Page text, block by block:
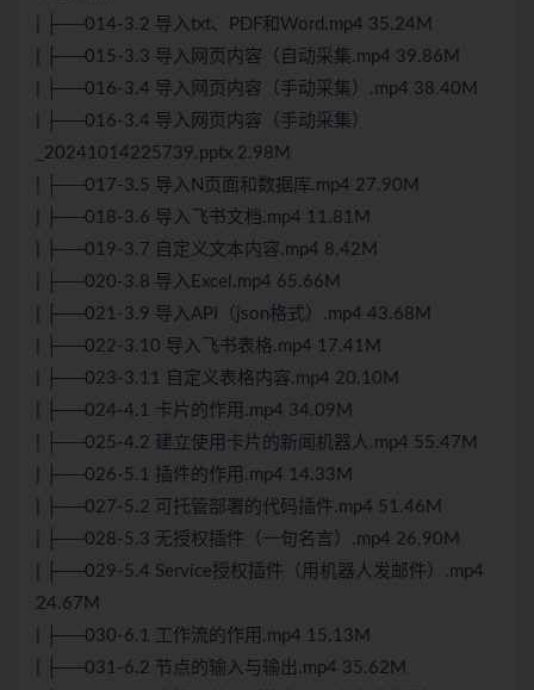
| ├──014-3.2 导入txt、PDF和Word.mp4 35.24M
| ├──015-3.3 导入网页内容（自动采集.mp4 39.86M
| ├──016-3.4 导入网页内容（手动采集）.mp4 38.40M
| ├──016-3.4 导入网页内容（手动采集）
_20241014225739.pptx 2.98M
| ├──017-3.5 导入N页面和数据库.mp4 27.90M
| ├──018-3.6 导入飞书文档.mp4 11.81M
| ├──019-3.7 自定义文本内容.mp4 8.42M
| ├──020-3.8 导入Excel.mp4 65.66M
| ├──021-3.9 导入API（json格式）.mp4 43.68M
| ├──022-3.10 导入飞书表格.mp4 17.41M
| ├──023-3.11 自定义表格内容.mp4 20.10M
| ├──024-4.1 卡片的作用.mp4 34.09M
| ├──025-4.2 建立使用卡片的新闻机器人.mp4 55.47M
| ├──026-5.1 插件的作用.mp4 14.33M
| ├──027-5.2 可托管部署的代码插件.mp4 51.46M
| ├──028-5.3 无授权插件（一句名言）.mp4 26.90M
| ├──029-5.4 Service授权插件（用机器人发邮件）.mp4
24.67M
| ├──030-6.1 工作流的作用.mp4 15.13M
| ├──031-6.2 节点的输入与输出.mp4 35.62M